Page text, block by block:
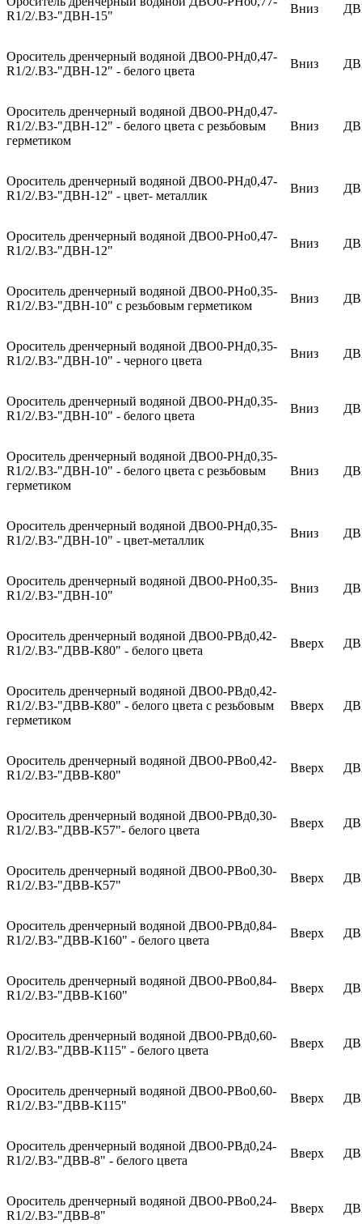
R1/2/.В3-"ДВН-15"
Вниз
Ороситель дренчерный водяной ДВО0-РНд0,47-
R1/2/.В3-"ДВН-12" - белого цвета
Вниз
Ороситель дренчерный водяной ДВО0-РНд0,47-
R1/2/.В3-"ДВН-12" - белого цвета с резьбовым
герметиком
Вниз
Ороситель дренчерный водяной ДВО0-РНд0,47-
R1/2/.В3-"ДВН-12" - цвет- металлик
Вниз
Ороситель дренчерный водяной ДВО0-РНо0,47-
R1/2/.В3-"ДВН-12"
Вниз
Ороситель дренчерный водяной ДВО0-РНо0,35-
R1/2/.В3-"ДВН-10" с резьбовым герметиком
Вниз
Ороситель дренчерный водяной ДВО0-РНд0,35-
R1/2/.В3-"ДВН-10" - черного цвета
Вниз
Ороситель дренчерный водяной ДВО0-РНд0,35-
R1/2/.В3-"ДВН-10" - белого цвета
Вниз
Ороситель дренчерный водяной ДВО0-РНд0,35-
R1/2/.В3-"ДВН-10" - белого цвета с резьбовым
герметиком
Вниз
Ороситель дренчерный водяной ДВО0-РНд0,35-
R1/2/.В3-"ДВН-10" - цвет-металлик
Вниз
Ороситель дренчерный водяной ДВО0-РНо0,35-
R1/2/.В3-"ДВН-10"
Вниз
Ороситель дренчерный водяной ДВО0-РВд0,42-
R1/2/.В3-"ДВВ-К80" - белого цвета
Вверх
Ороситель дренчерный водяной ДВО0-РВд0,42-
R1/2/.В3-"ДВВ-К80" - белого цвета с резьбовым
герметиком
Вверх
Ороситель дренчерный водяной ДВО0-РВо0,42-
R1/2/.В3-"ДВВ-К80"
Вверх
Ороситель дренчерный водяной ДВО0-РВд0,30-
R1/2/.В3-"ДВВ-К57"- белого цвета
Вверх
Ороситель дренчерный водяной ДВО0-РВо0,30-
R1/2/.В3-"ДВВ-К57"
Вверх
Ороситель дренчерный водяной ДВО0-РВд0,84-
R1/2/.В3-"ДВВ-К160" - белого цвета
Вверх
Ороситель дренчерный водяной ДВО0-РВо0,84-
R1/2/.В3-"ДВВ-К160"
Вверх
Ороситель дренчерный водяной ДВО0-РВд0,60-
R1/2/.В3-"ДВВ-К115" - белого цвета
Вверх
Ороситель дренчерный водяной ДВО0-РВо0,60-
R1/2/.В3-"ДВВ-К115"
Вверх
Ороситель дренчерный водяной ДВО0-РВд0,24-
R1/2/.В3-"ДВВ-8" - белого цвета
Вверх
Ороситель дренчерный водяной ДВО0-РВо0,24-
R1/2/.В3-"ДВВ-8"
Вверх